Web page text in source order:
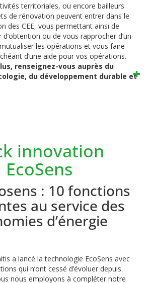
territoriales, ou encore bailleurs
de rénovation peuvent entrer dans le
des CEE, vous permettant ainsi de
ou de vous rapprocher d’un
les opérations et vous faire
d’une aide pour vos opérations.
renseignez-vous auprès du
du développement durable et
innovation
EcoSens
: 10 fonctions
au service des
d’énergie
a lancé la technologie EcoSens avec
qui n’ont cessé d’évoluer depuis.
nous employons à compléter notre